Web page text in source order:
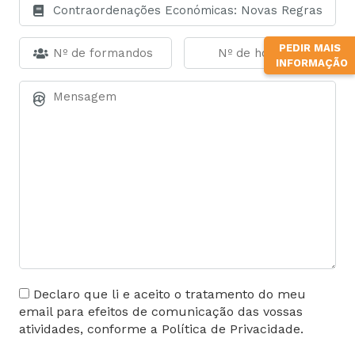
PEDIR MAIS
INFORMAÇÃO
Declaro que li e aceito o tratamento do meu
email para efeitos de comunicação das vossas
atividades, conforme a Política de Privacidade.